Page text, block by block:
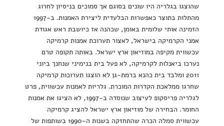
שהוצגו בגלריה היו שונים בסוגם אך סמוכים בניסיון לחרוג
מהתלות בתוצר כאפשרות הבלעדית ליצירת האמנות. ב-1997
הזמינה אותי שלומית באומן, שכהנה אז כיושבת ראש אגודת
אמני הקרמיקה בישראל, לאצור תערוכת אמנות קרמיקה
עכשווית מקיפה במוזיאון ארץ ישראל. באותה תקופה טרם
נערכו ביאנלות לקרמיקה, לא פעל בית בנימיני שנחנך ביוני
2011 ומלבד בית כהנא ברמת-גן לא הוצגו תערוכות קרמיקה
שחרגו ממלאכת הקדרות המוכרת. גלריות לאמנות עכשווית, פרט
לגלריה פריסקופ לעיצוב שנוסדה ב-1997, לא הציגו את אמנות
החומר. הבחירה של מוזיאון ארץ ישראל להציג קרמיקה
עכשווית סמלה הכרה שהתחזקה בשנות ה-1990 בשותפות של